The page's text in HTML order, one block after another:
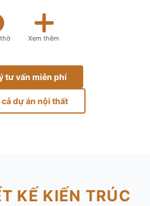
Xem thêm
tư vấn miễn phí
cả dự án nội thất
KẾ KIẾN TRÚC